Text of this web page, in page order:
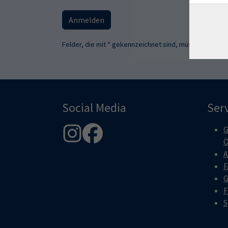
Anmelden
Felder, die mit * gekennzeichnet sind, müssen
Social Media